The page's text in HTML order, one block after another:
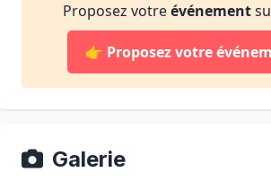
Proposez votreévénement
👉 Proposez votre
Galerie